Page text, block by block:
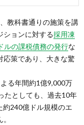
教科書通りの施策を講
ションに対する採用凍
ルの課税債務の発行な
応策であり、大きな驚
る年間約1億9,000万
たとしても、過去10年
約240億ドル規模のエ